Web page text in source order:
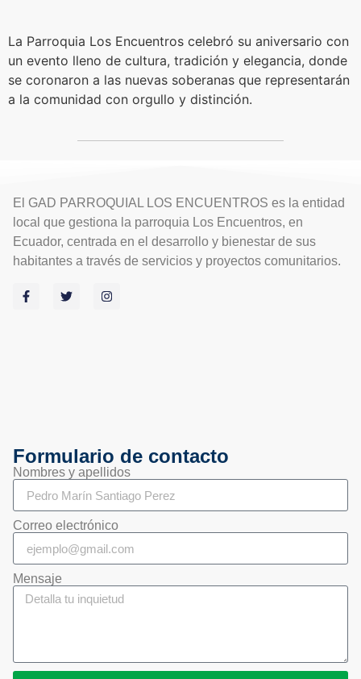
La Parroquia Los Encuentros celebró su aniversario con
un evento lleno de cultura, tradición y elegancia, donde
se coronaron a las nuevas soberanas que representarán
a la comunidad con orgullo y distinción.
El GAD PARROQUIAL LOS ENCUENTROS es la entidad
local que gestiona la parroquia Los Encuentros, en
Ecuador, centrada en el desarrollo y bienestar de sus
habitantes a través de servicios y proyectos comunitarios.
Formulario de contacto
Nombres y apellidos
Correo electrónico
Mensaje